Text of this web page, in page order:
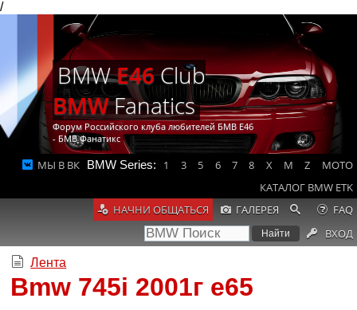
/
BMWE46Club
BMWFanatics
Форум Российского клуба любителей БМВ Е46
- БМВ Фанатикс
МЫ В ВК BMW Series: 1 3 5 6 7 8 X M Z
MOTO
КАТАЛОГ BMW ETK
НАЧНИ ОБЩАТЬСЯ
ГАЛЕРЕЯ
FAQ
ВХОД
Лента
Bmw 745i 2001г e65